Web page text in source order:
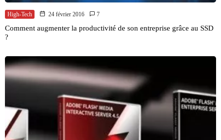
High-Tech 24 février 2016 7
Comment augmenter la productivité de son entreprise grâce au SSD
?